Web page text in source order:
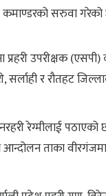
कमाण्डरको सरुवा गरेको
प्रहरी उपरीक्षक
सर्लाही र रौतहट
रेग्मीलाई पठाएको
ताका वीरगंजमा